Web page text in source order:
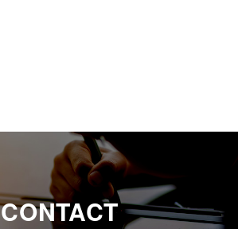
CONTACT